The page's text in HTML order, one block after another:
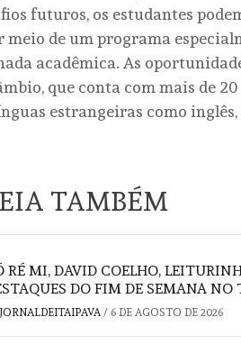
futuros, os estudantes
meio de um programa
acadêmica. As
que conta com mais de
estrangeiras como
TAMBÉM
RÉ MI, DAVID COELHO,
DO FIM DE SEMANA NO
JORNALDEITAIPAVA / 6 DE AGOSTO DE 2026